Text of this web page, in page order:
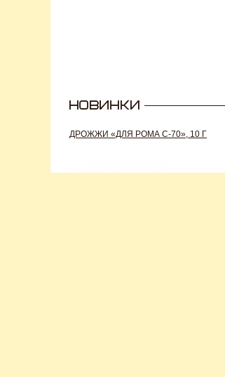
ДРОЖЖИ «ДЛЯ РОМА C-70», 10 Г